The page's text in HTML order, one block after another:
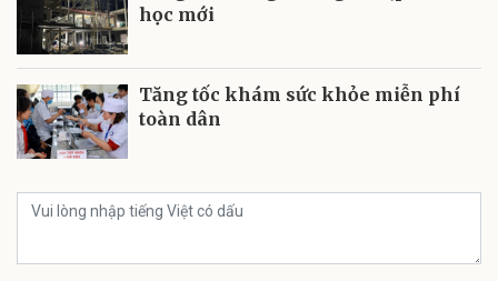
học mới
Tăng tốc khám sức khỏe miễn phí
toàn dân